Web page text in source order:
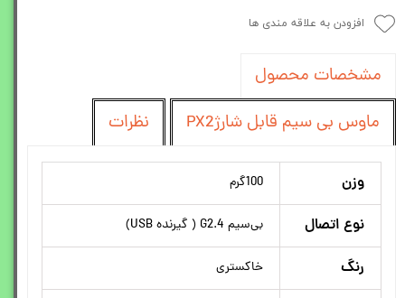
افزودن به علاقه مندی ها
مشخصات محصول
ماوس بی سیم قابل شارژPX2
نظرات
وزن 100گرم
نوع اتصال بی‌سیم G2.4 ( گیرنده USB)
رنگ خاکستری